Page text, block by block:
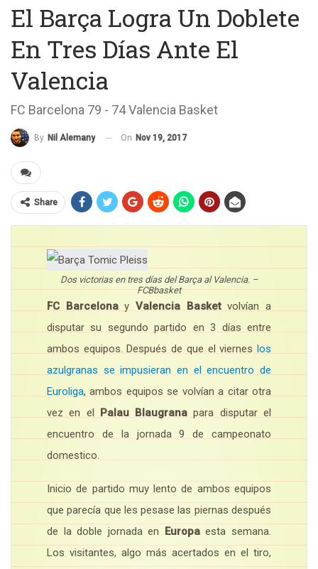
El Barça Logra Un Doblete
En Tres Días Ante El
Valencia
FC Barcelona 79 - 74 Valencia Basket
By Nil Alemany On Nov 19, 2017
Share
Dos victorias en tres días del Barça al Valencia. –
FCBbasket
FC BarcelonayValencia Basketvolvían a
disputar su segundo partido en 3 días entre
ambos equipos. Después de que el viernes los
azulgranas se impusieran en el encuentro de
Euroliga, ambos equipos se volvían a citar otra
vez en el
Palau Blaugrana para disputar el
encuentro de la jornada 9 de campeonato
domestico.
Inicio de partido muy lento de ambos equipos
que parecía que les pesase las piernas después
de la doble jornada en
Europaesta semana.
Los visitantes, algo más acertados en el tiro,